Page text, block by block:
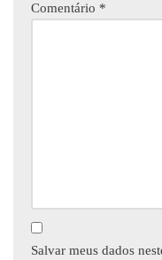
Comentário *
Salvar meus dados